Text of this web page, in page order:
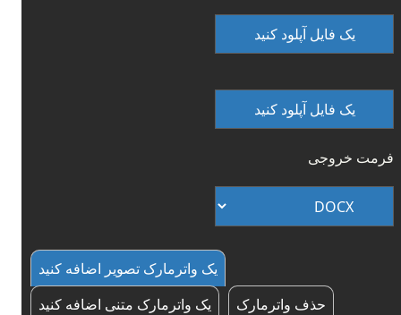
یک فایل آپلود کنید
یک فایل آپلود کنید
فرمت خروجی
یک واترمارک تصویر اضافه کنید
یک واترمارک متنی اضافه کنید
حذف واترمارک